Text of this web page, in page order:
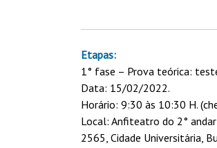
Etapas:
1° fase – Prova teórica:
Data: 15/02/2022.
Horário: 9:30 às 10:30 H.
Local: Anfiteatro do 2°
2565, Cidade Universitária,